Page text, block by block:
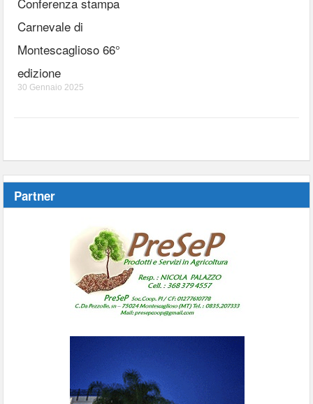
Carnevale di
Montescaglioso 66°
edizione
30 Gennaio 2025
Partner